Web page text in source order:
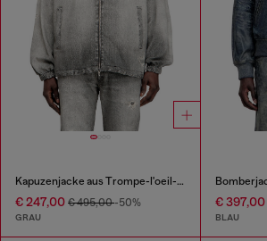
Kapuzenjacke aus Trompe-l'oeil-JoggJeans
€ 247,00 € 495,00-50%
GRAU
€ 397,00
BLAU